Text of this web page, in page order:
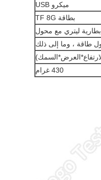
ميكرو USB
بطاقة TF 8G
بطارية ليتري مع محول
430 غرام